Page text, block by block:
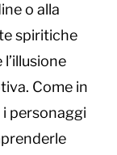
o alla
spiritiche
Come in
i personaggi